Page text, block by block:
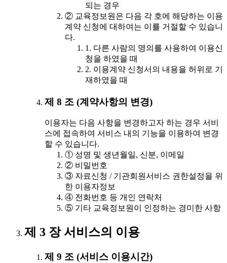
되는 경우
② 교육정보원은 다음 각 호에 해당하는 이용
계약 신청에 대하여는 이를 거절할 수 있습니
다.
1. 다른 사람의 명의를 사용하여 이용신
청을 하였을 때
2. 이용계약 신청서의 내용을 허위로 기
재하였을 때
제 8 조 (계약사항의 변경)
이용자는 다음 사항을 변경하고자 하는 경우 서비
스에 접속하여 서비스 내의 기능을 이용하여 변경
할 수 있습니다.
① 성명 및 생년월일, 신분, 이메일
② 비밀번호
③ 자료신청 / 기관회원서비스 권한설정을 위
한 이용자정보
④ 전화번호 등 개인 연락처
⑤ 기타 교육정보원이 인정하는 경미한 사항
제 3 장 서비스의 이용
제 9 조 (서비스 이용시간)